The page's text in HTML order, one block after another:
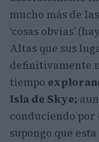
mucho más de
‘cosas obvias’
Altas que sus
definitivamente
tiempo
Isla de Skye;
conduciendo por
supongo que